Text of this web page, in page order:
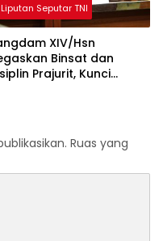
Liputan Seputar TNI
XIV/Hsn
Binsat dan
Prajurit, Kunci
Ruas yang